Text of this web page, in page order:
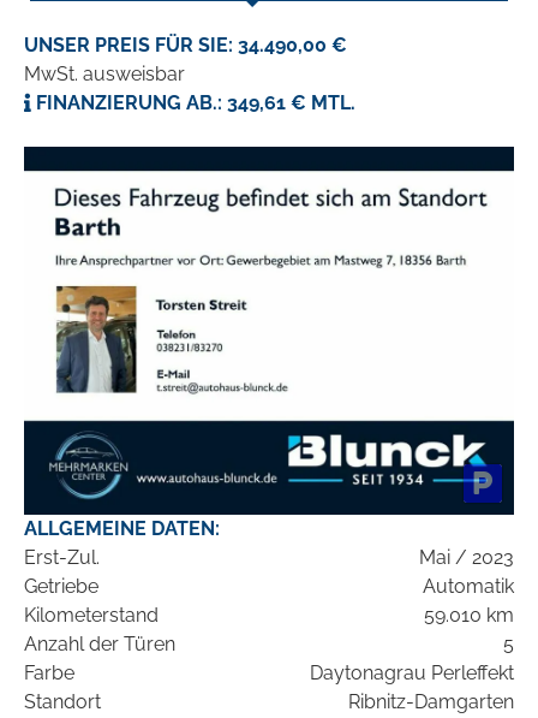
UNSER PREIS FÜR SIE: 34.490,00 €
MwSt. ausweisbar
FINANZIERUNG AB.: 349,61 € MTL.
ALLGEMEINE DATEN:
Erst-Zul.
Mai / 2023
Getriebe
Automatik
Kilometerstand
59.010 km
Anzahl der Türen
5
Farbe
Daytonagrau Perleffekt
Standort
Ribnitz-Damgarten